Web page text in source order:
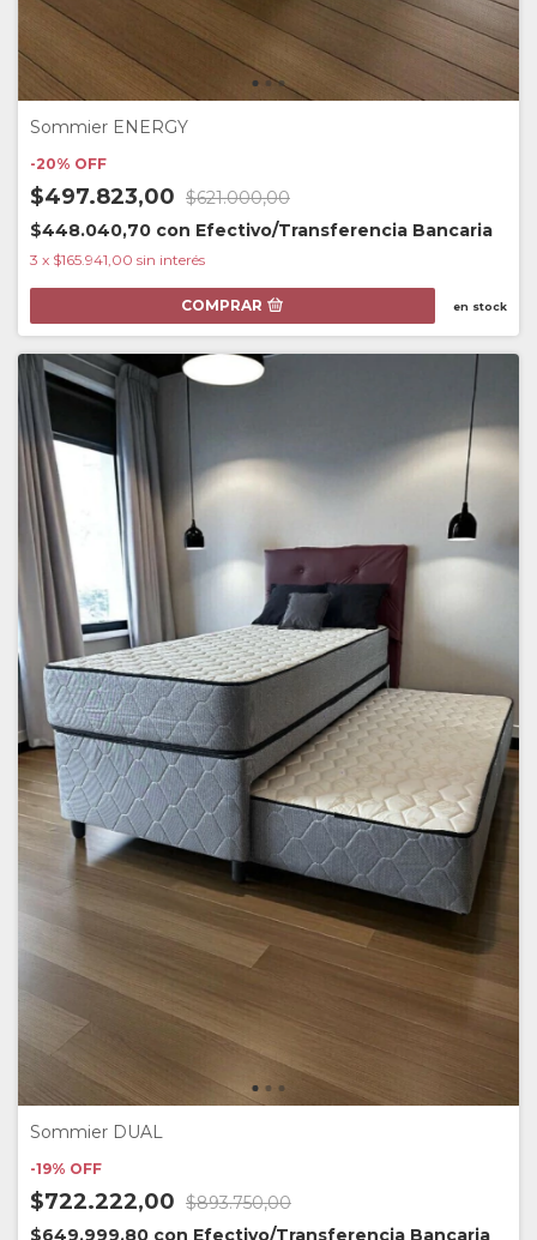
Sommier ENERGY
-20% OFF
$497.823,00 $621.000,00
$448.040,70 con Efectivo/Transferencia Bancaria
3 x $165.941,00 sin interés
COMPRAR en stock
Sommier DUAL
-19% OFF
$722.222,00 $893.750,00
$649.999,80 con Efectivo/Transferencia Bancaria